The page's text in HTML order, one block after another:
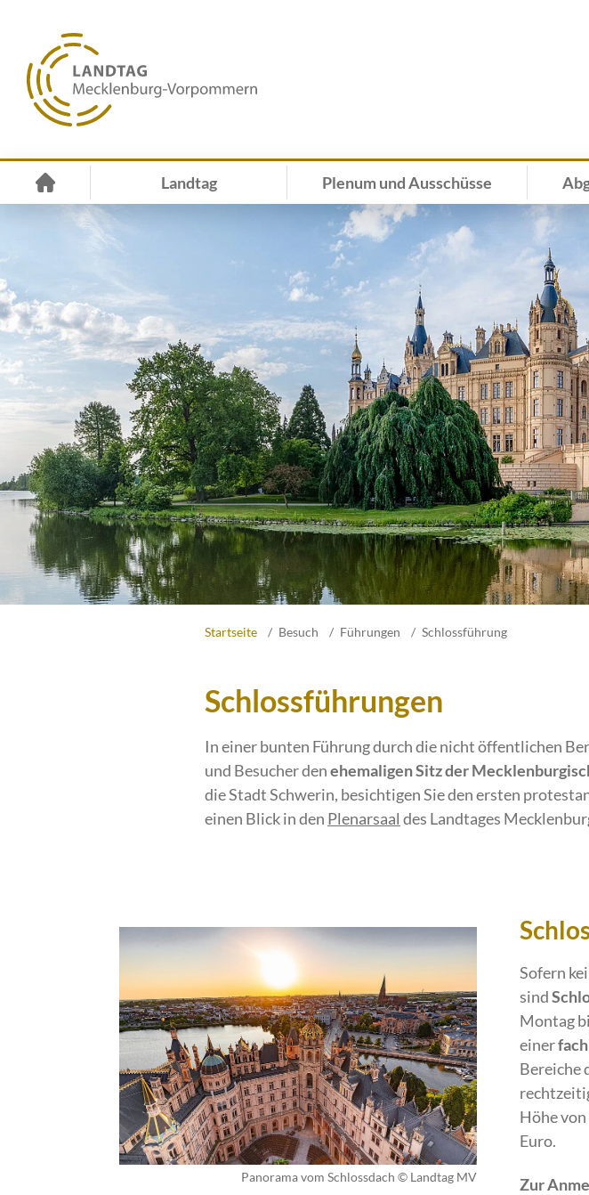
Landtag Plenum und Ausschüsse
Startseite Besuch Führungen Schlossführung
Schlossführungen
In einer bunten Führung durch die nicht öffentlichen
und Besucher denehemaligen Sitz der
die Stadt Schwerin, besichtigen Sie den ersten
einen Blick in den Plenarsaal des Landtages
Panorama vom Schlossdach © Landtag MV
Sofern
sind
Montag
einer
Bereiche
Höhe
Euro.
Zur